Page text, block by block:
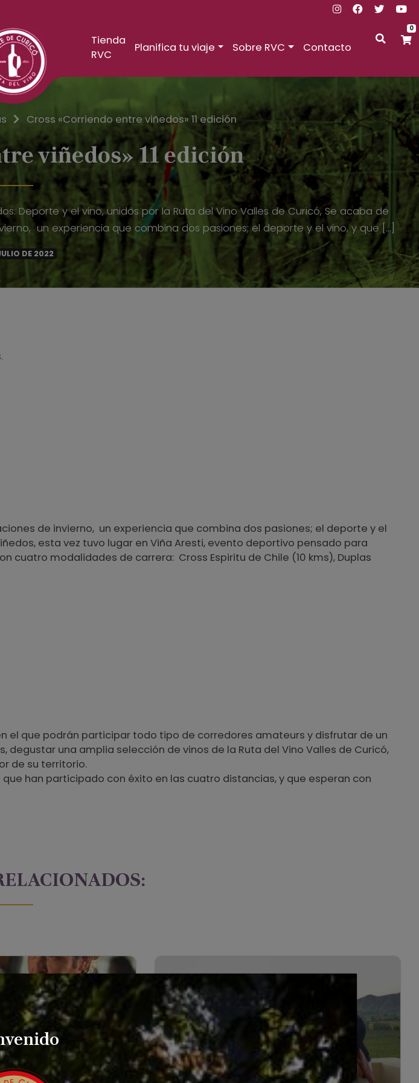
Tienda
RVC
Planifica tu viaje Sobre RVC Contacto
0
Cross «Corriendo entre viñedos» 11 edición
viñedos» 11 edición
Deporte y el vino, unidos por la Ruta del Vino Valles de Curicó, Se acaba de
un experiencia que combina dos pasiones; el deporte y el vino, y que […]
DE 2022
de invierno, un experiencia que combina dos pasiones; el deporte y el
esta vez tuvo lugar en Viña Aresti, evento deportivo pensado para
modalidades de carrera: Cross Espiritu de Chile (10 kms), Duplas
el que podrán participar todo tipo de corredores amateurs y disfrutar de un
una amplia selección de vinos de la Ruta del Vino Valles de Curicó,
de su territorio.
han participado con éxito en las cuatro distancias, y que esperan con